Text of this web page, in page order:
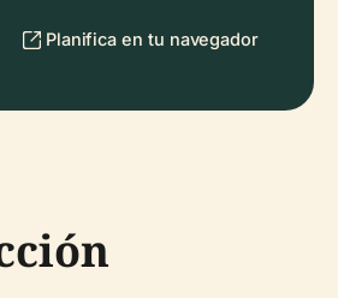
Planifica en tu navegador